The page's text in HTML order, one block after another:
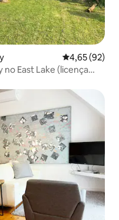
4,65 de uma
4,65 (92)
no East Lake (licença
hóspedes